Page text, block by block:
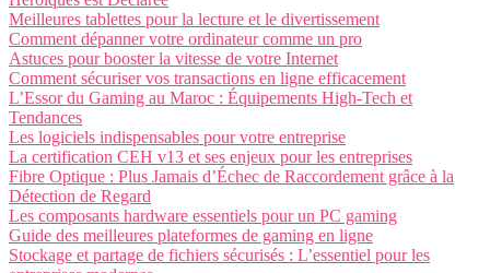
Meilleures tablettes pour la lecture et le divertissement
Comment dépanner votre ordinateur comme un pro
Astuces pour booster la vitesse de votre Internet
Comment sécuriser vos transactions en ligne efficacement
L’Essor du Gaming au Maroc : Équipements High-Tech et
Tendances
Les logiciels indispensables pour votre entreprise
La certification CEH v13 et ses enjeux pour les entreprises
Fibre Optique : Plus Jamais d’Échec de Raccordement grâce à la
Détection de Regard
Les composants hardware essentiels pour un PC gaming
Guide des meilleures plateformes de gaming en ligne
Stockage et partage de fichiers sécurisés : L’essentiel pour les